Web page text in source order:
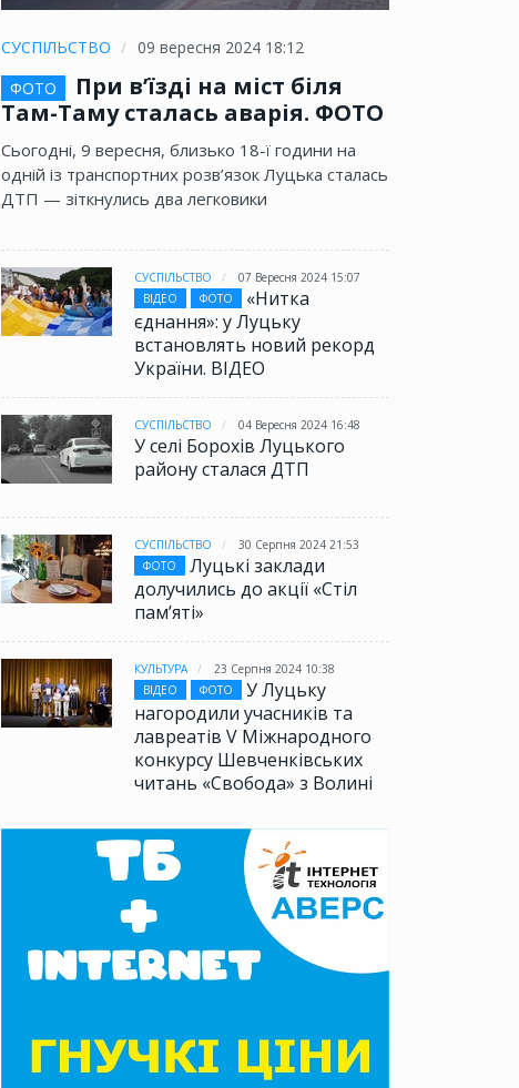
СУСПІЛЬСТВО
09 вересня 2024 18:12
ФОТО
При в’їзді на міст біля
Там-Таму сталась аварія. ФОТО
Сьогодні, 9 вересня, близько 18-ї години на
одній із транспортних розв’язок Луцька сталась
ДТП — зіткнулись два легковики
СУСПІЛЬСТВО
07 Вересня 2024 15:07
ВІДЕО
ФОТО
«Нитка
єднання»: у Луцьку
встановлять новий рекорд
України. ВІДЕО
СУСПІЛЬСТВО 04 Вересня 2024 16:48
У селі Борохів Луцького
району сталася ДТП
СУСПІЛЬСТВО
30 Серпня 2024 21:53
ФОТО
Луцькі заклади
долучились до акції «Стіл
памʼяті»
КУЛЬТУРА
23 Серпня 2024 10:38
ВІДЕО
ФОТО
У Луцьку
нагородили учасників та
лавреатів V Міжнародного
конкурсу Шевченківських
читань «Свобода» з Волині